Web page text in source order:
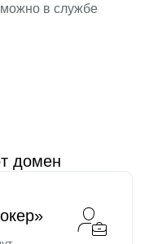
можно в службе
домен